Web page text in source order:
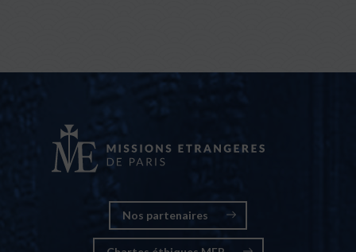
Nos partenaires